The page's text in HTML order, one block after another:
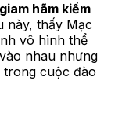
hãm kiềm
này, thấy Mạc
vô hình thể
nhau nhưng
trong cuộc đào